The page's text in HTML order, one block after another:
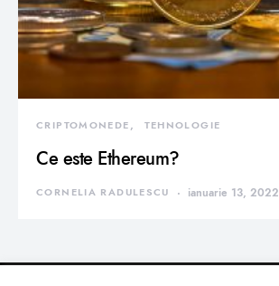
CRIPTOMONEDE TEHNOLOGIE
Ce este Ethereum?
CORNELIA RADULESCU ianuarie 13, 2022